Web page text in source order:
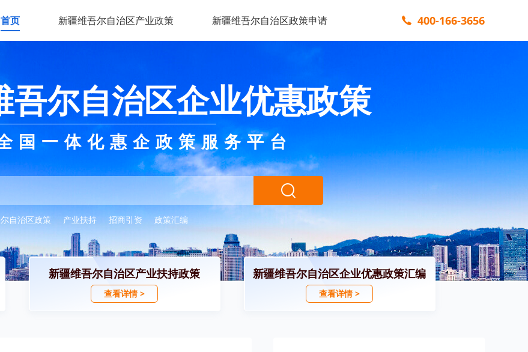
首页 新疆维吾尔自治区产业政策 新疆维吾尔自治区政策申请 400-166-3656
吾尔自治区企业优惠政策
国一体化惠企政策服务平台
自治区政策 产业扶持 招商引资 政策汇编
新疆维吾尔自治区产业扶持政策
查看详情 >
新疆维吾尔自治区企业优惠政策汇编
查看详情 >